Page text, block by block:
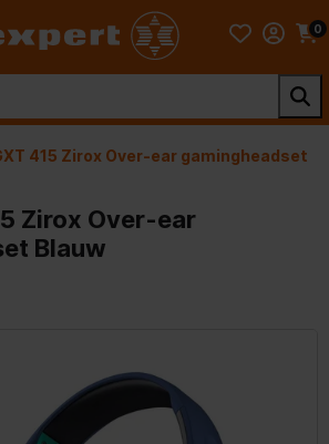
0
415 Zirox Over-ear gamingheadset
Zirox Over-ear
Blauw